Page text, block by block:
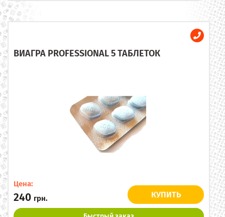
ВИАГРА PROFESSIONAL 5 ТАБЛЕТОК
Цена:
240 грн. КУПИТЬ